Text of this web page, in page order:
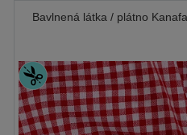
Bavlnená látka / plátno